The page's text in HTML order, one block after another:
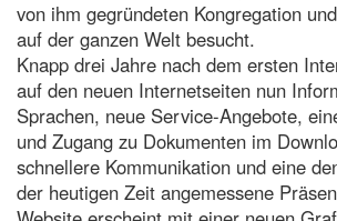
von ihm gegründeten Kongregation
auf der ganzen Welt besucht.
Knapp drei Jahre nach dem ersten
auf den neuen Internetseiten nun
Sprachen, neue Service-Angebote,
und Zugang zu Dokumenten im
schnellere Kommunikation und eine
der heutigen Zeit angemessene